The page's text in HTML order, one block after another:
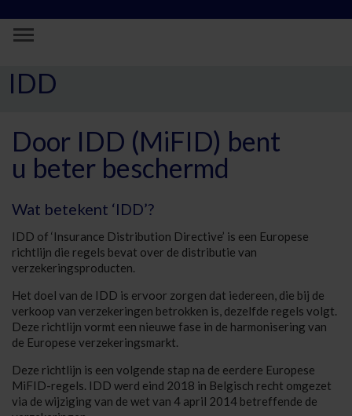
IDD - Vivium
IDD
Door IDD (MiFID) bent
u beter beschermd
Wat betekent ‘IDD’?
IDD of ‘Insurance Distribution Directive’ is een Europese
richtlijn die regels bevat over de distributie van
verzekeringsproducten.
Het doel van de IDD is ervoor zorgen dat iedereen, die bij de
verkoop van verzekeringen betrokken is, dezelfde regels volgt.
Deze richtlijn vormt een nieuwe fase in de harmonisering van
de Europese verzekeringsmarkt.
Deze richtlijn is een volgende stap na de eerdere Europese
MiFID-regels. IDD werd eind 2018 in Belgisch recht omgezet
via de wijziging van de wet van 4 april 2014 betreffende de